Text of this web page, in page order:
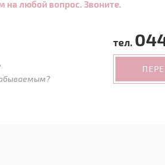
на любой вопрос. Звоните.
тел.